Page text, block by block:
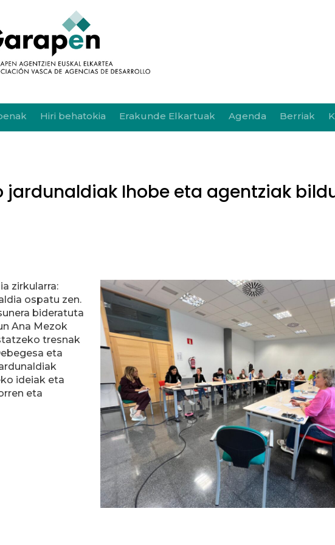
Hiri behatokia Erakunde Elkartuak Agenda Berriak
jardunaldiak Ihobe eta agentziak
zirkularra:
ospatu zen.
bideratuta
Ana Mezok
tresnak
eta
ideiak eta
eta